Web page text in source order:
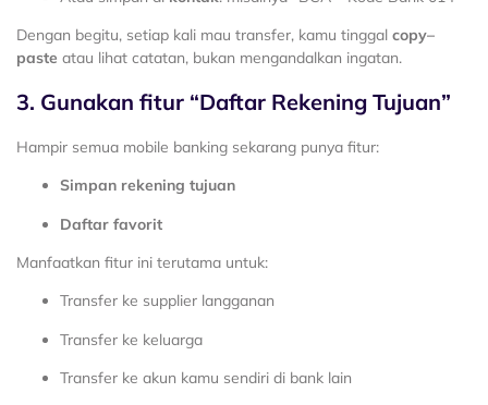
Dengan begitu, setiap kali mau transfer, kamu tinggal copy–
paste atau lihat catatan, bukan mengandalkan ingatan.
3. Gunakan fitur “Daftar Rekening Tujuan”
Hampir semua mobile banking sekarang punya fitur:
Simpan rekening tujuan
Daftar favorit
Manfaatkan fitur ini terutama untuk:
Transfer ke supplier langganan
Transfer ke keluarga
Transfer ke akun kamu sendiri di bank lain